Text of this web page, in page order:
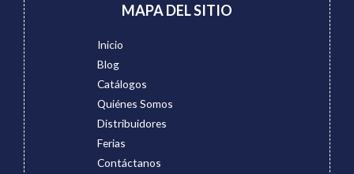
MAPA DEL SITIO
Inicio
Blog
Catálogos
Quiénes Somos
Distribuidores
Ferias
Contáctanos